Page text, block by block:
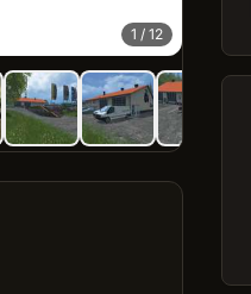
1 / 12